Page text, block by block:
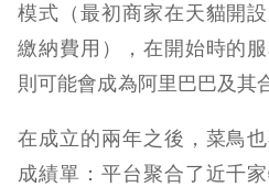
模式（最初商家在天貓開
繳納費用），在開始時的
則可能會成為阿里巴巴及其
在成立的兩年之後，菜鳥
成績單：平台聚合了近千